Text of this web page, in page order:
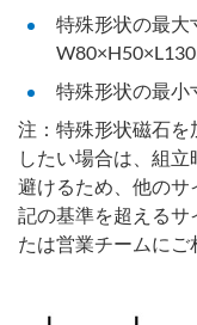
特殊形状の最大
特殊形状の最小
注：特殊形状磁石を
したい場合は、組
避けるため、他のサ
記の基準を超えるサ
たは営業チームにご